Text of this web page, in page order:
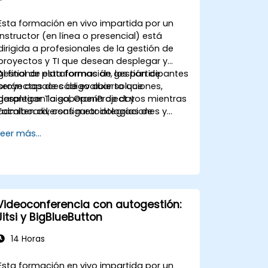
formación en vivo impartida por un
(en línea o presencial) está
a profesionales de la gestión de
y TI que desean desplegar y
plataformas de gestión de
de código abierto que
la soberanía de datos mientras
diversas metodologías de
final de esta formación, los participantes
capaces de evaluar soluciones,
Taiga, OpenProject y
configurar integraciones y
más...
con autogestión:
y BigBlueButton
14 Horas
formación en vivo impartida por un